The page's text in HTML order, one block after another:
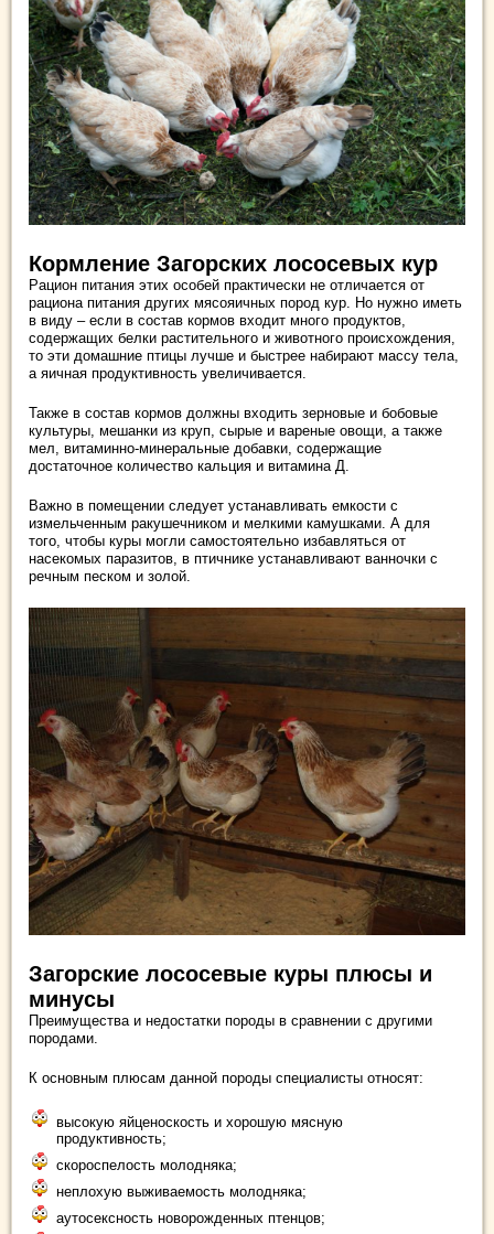
Кормление Загорских лососевых кур
Рацион питания этих особей практически не отличается от
рациона питания других мясояичных пород кур. Но нужно иметь
в виду – если в состав кормов входит много продуктов,
содержащих белки растительного и животного происхождения,
то эти домашние птицы лучше и быстрее набирают массу тела,
а яичная продуктивность увеличивается.
Также в состав кормов должны входить зерновые и бобовые
культуры, мешанки из круп, сырые и вареные овощи, а также
мел, витаминно-минеральные добавки, содержащие
достаточное количество кальция и витамина Д.
Важно в помещении следует устанавливать емкости с
измельченным ракушечником и мелкими камушками. А для
того, чтобы куры могли самостоятельно избавляться от
насекомых паразитов, в птичнике устанавливают ванночки с
речным песком и золой.
Загорские лососевые куры плюсы и
минусы
Преимущества и недостатки породы в сравнении с другими
породами.
К основным плюсам данной породы специалисты относят:
высокую яйценоскость и хорошую мясную
продуктивность;
скороспелость молодняка;
неплохую выживаемость молодняка;
аутосексность новорожденных птенцов;